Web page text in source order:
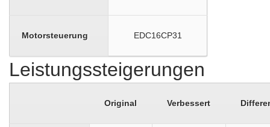
Motorsteuerung EDC16CP31
Leistungssteigerungen
Original Verbessert